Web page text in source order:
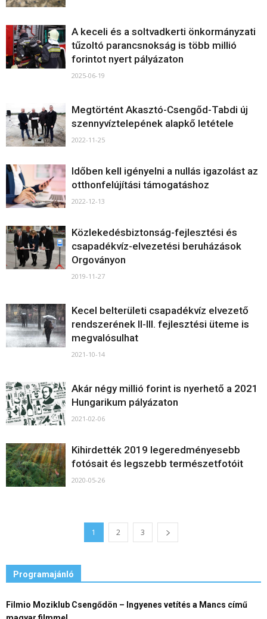
A keceli és a soltvadkerti önkormányzati
tűzoltó parancsnokság is több millió
forintot nyert pályázaton
2025-06-19
Megtörtént Akasztó-Csengőd-Tabdi új
szennyvíztelepének alapkő letétele
2022-11-25
Időben kell igényelni a nullás igazolást az
otthonfelújítási támogatáshoz
2022-12-13
Közlekedésbiztonság-fejlesztési és
csapadékvíz-elvezetési beruházások
Orgoványon
2019-11-27
Kecel belterületi csapadékvíz elvezető
rendszerének II-III. fejlesztési üteme is
megvalósulhat
2021-10-14
Akár négy millió forint is nyerhető a 2021
Hungarikum pályázaton
2021-02-06
Kihirdették 2019 legeredményesebb
fotósait és legszebb természetfotóit
2020-05-26
1 2 3
Programajánló
Filmio Moziklub Csengődön – Ingyenes vetítés a Mancs című